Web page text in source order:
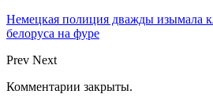
Немецкая полиция дважды изымала
белоруса на фуре
Prev Next
Комментарии закрыты.